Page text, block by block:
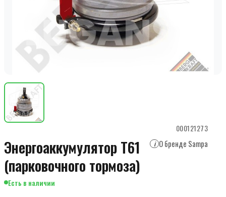
000121273
Энергоаккумулятор T61
(парковочного тормоза)
i О бренде Sampa
Есть в наличии